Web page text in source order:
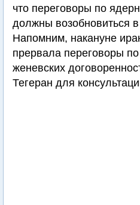
что переговоры по
должны возобновиться
Напомним, накануне
прервала переговоры
женевских
Тегеран для